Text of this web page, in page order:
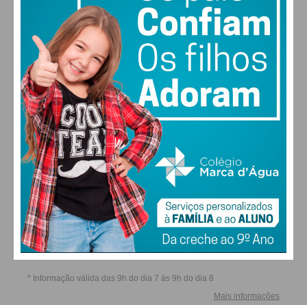
SÁB DOM
FARMACIAS DE SERVIÇO EM PAÇOS DE
FERREIRA